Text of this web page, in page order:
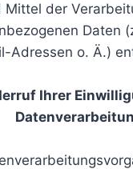
Mittel der
Daten
Adressen o. Ä.)
Ihrer